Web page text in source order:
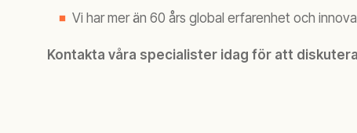
Vi har mer än 60 års global erfarenhet och
Kontakta våra specialister idag för att